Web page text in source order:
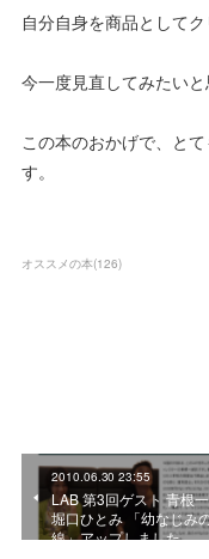
自分自身を商品として
今一度見直してみたいと
この本のおかげで、と
す。
オススメの本(126)
2010.06.30 23:55
LAB 第3回ゲスト 青根
堀口ひとみ 「幼なじみ
線」アップしました。